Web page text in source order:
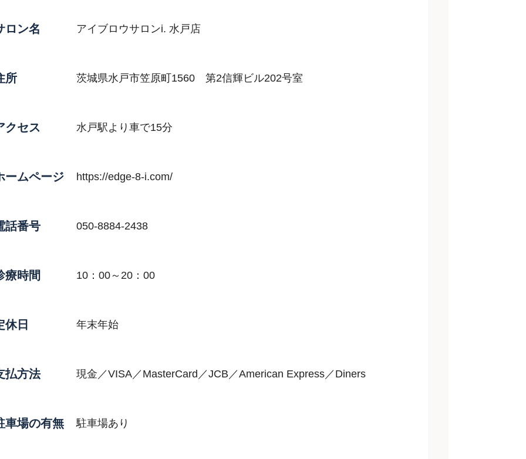
ロン名 アイブロウサロンi. 水戸店
所 茨城県水戸市笠原町1560 第2信輝ビル202号室
クセス 水戸駅より車で15分
ームページ https://edge-8-i.com/
話番号 050-8884-2438
療時間 10：00～20：00
休日 年末年始
払方法 現金／VISA／MasterCard／JCB／American Express／Diners
車場の有無 駐車場あり